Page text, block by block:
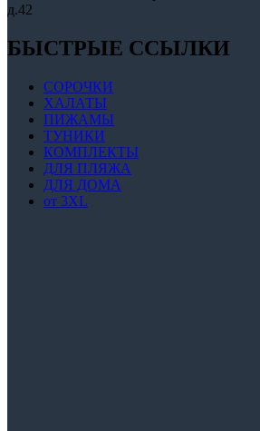
д.42
БЫСТРЫЕ ССЫЛКИ
СОРОЧКИ
ХАЛАТЫ
ПИЖАМЫ
ТУНИКИ
КОМПЛЕКТЫ
ДЛЯ ПЛЯЖА
ДЛЯ ДОМА
от 3XL